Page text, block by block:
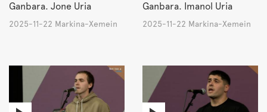
Ganbara. Jone Uria
2025-11-22 Markina-Xemein
Ganbara. Imanol Uria
2025-11-22 Markina-Xemein